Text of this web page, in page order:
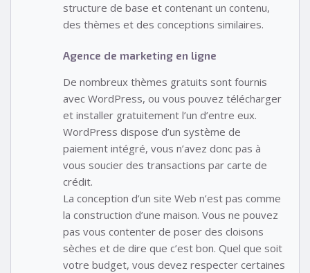
structure de base et contenant un contenu,
des thèmes et des conceptions similaires.
Agence de marketing en ligne
De nombreux thèmes gratuits sont fournis
avec WordPress, ou vous pouvez télécharger
et installer gratuitement l’un d’entre eux.
WordPress dispose d’un système de
paiement intégré, vous n’avez donc pas à
vous soucier des transactions par carte de
crédit.
La conception d’un site Web n’est pas comme
la construction d’une maison. Vous ne pouvez
pas vous contenter de poser des cloisons
sèches et de dire que c’est bon. Quel que soit
votre budget, vous devez respecter certaines